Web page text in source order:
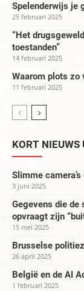
Spelenderwijs je
25 februari 2025
“Het
toestanden”
14 februari 2025
Waarom plots zo
11 februari 2025
KORT NIEUWS
Slimme
3 juni 2025
Gegevens die de
opvraagt zijn
15 mei 2025
Brusselse
26 april 2025
België en de AI
1 februari 2025